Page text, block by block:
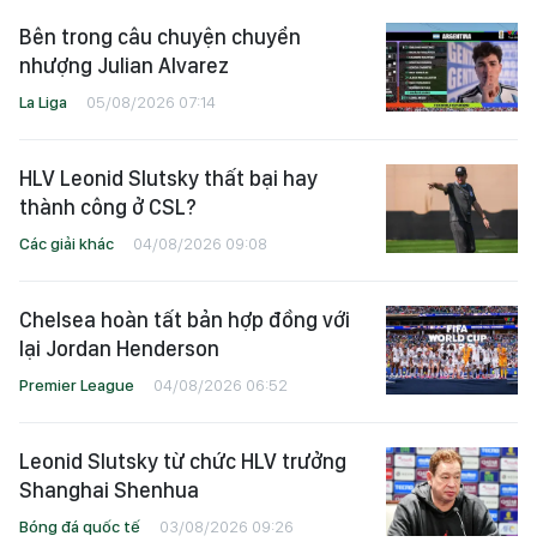
Bên trong câu chuyện chuyển
nhượng Julian Alvarez
La Liga 05/08/2026 07:14
HLV Leonid Slutsky thất bại hay
thành công ở CSL?
Các giải khác 04/08/2026 09:08
Chelsea hoàn tất bản hợp đồng với
lại Jordan Henderson
Premier League 04/08/2026 06:52
Leonid Slutsky từ chức HLV trưởng
Shanghai Shenhua
Bóng đá quốc tế 03/08/2026 09:26